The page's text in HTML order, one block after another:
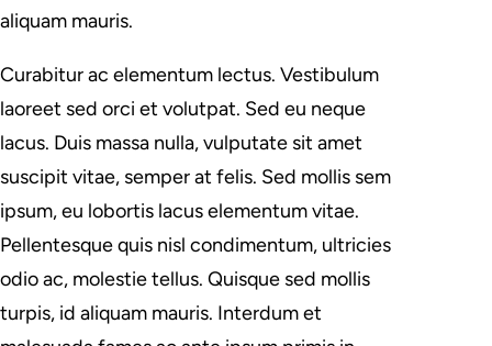
aliquam mauris.
Curabitur ac elementum lectus. Vestibulum
laoreet sed orci et volutpat. Sed eu neque
lacus. Duis massa nulla, vulputate sit amet
suscipit vitae, semper at felis. Sed mollis sem
ipsum, eu lobortis lacus elementum vitae.
Pellentesque quis nisl condimentum, ultricies
odio ac, molestie tellus. Quisque sed mollis
turpis, id aliquam mauris. Interdum et